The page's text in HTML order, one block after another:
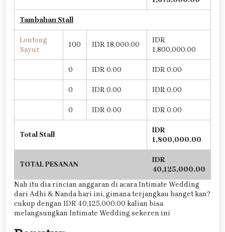
Tambahan Stall
Lontong
Sayur
100 IDR 18,000.00
IDR
1,800,000.00
0 IDR 0.00 IDR 0.00
0 IDR 0.00 IDR 0.00
0 IDR 0.00 IDR 0.00
Total Stall
IDR
1,800,000.00
TOTAL PESANAN
IDR
40,125,000.00
Nah itu dia rincian anggaran di acara Intimate Wedding
dari Adhi & Nanda hari ini, gimana terjangkau banget kan?
cukup dengan IDR 40,125,000.00 kalian bisa
melangsungkan Intimate Wedding sekeren ini